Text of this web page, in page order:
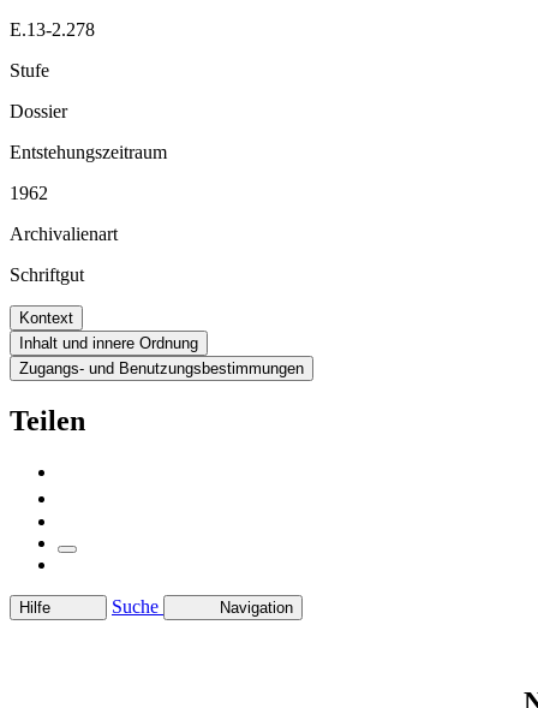
E.13-2.278
Stufe
Dossier
Entstehungszeitraum
1962
Archivalienart
Schriftgut
Kontext
Inhalt und innere Ordnung
Zugangs- und Benutzungsbestimmungen
Teilen
Hilfe Suche Navigation